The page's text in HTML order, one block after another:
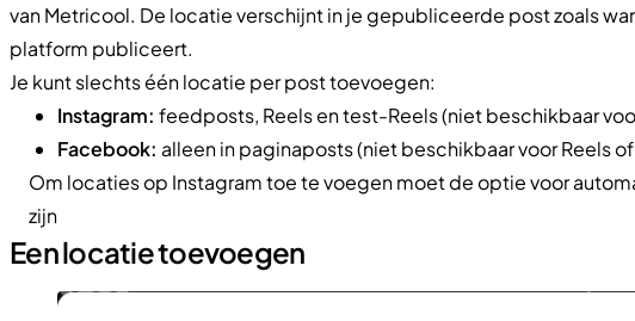
van Metricool. De locatie verschijnt in je gepubliceerde post zoals
platform publiceert.
Je kunt slechts één locatie per post toevoegen:
Instagram: feedposts, Reels en test-Reels (niet beschikbaar
Facebook: alleen in paginaposts (niet beschikbaar voor Reels
Om locaties op Instagram toe te voegen moet de optie voor
zijn
Een locatie toevoegen